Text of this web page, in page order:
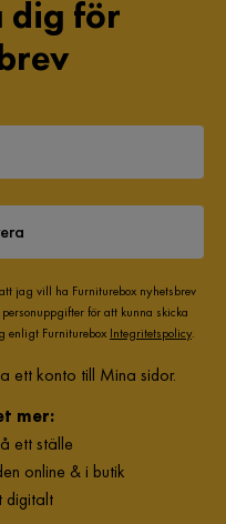
dig för
jag vill ha Furniturebox nyhetsbrev
för att kunna skicka
enligt Furniturebox Integritetspolicy.
ett konto till Mina sidor.
mer:
ett ställe
online & i butik
digitalt